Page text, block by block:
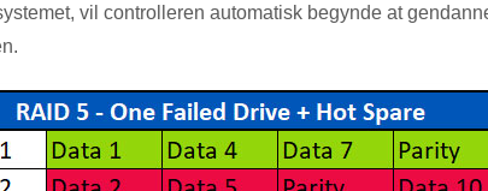
vil controlleren automatisk begynde at